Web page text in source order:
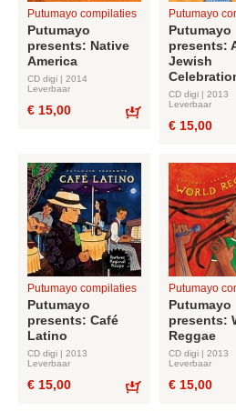
Putumayo compilaties
Putumayo
presents: Native
America
CD digi | 2014
Leverbaar
€ 15,00
Putumayo
Putumayo
presents:
Jewish
CD digi | 2013
Leverbaar
€ 15,00
Putumayo compilaties
Putumayo
presents: Café
Latino
CD digi | 2013
Leverbaar
€ 15,00
Putumayo
Putumayo
presents:
Reggae
CD digi | 2013
Leverbaar
€ 15,00